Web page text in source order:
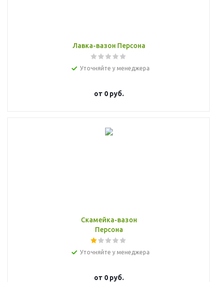
Лавка-вазон Персона
Уточняйте у менеджера
от 0 руб.
Скамейка-вазон
Персона
Уточняйте у менеджера
от 0 руб.